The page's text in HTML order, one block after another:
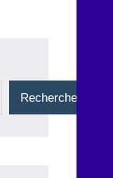
Rechercher